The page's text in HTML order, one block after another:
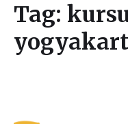
Tag: